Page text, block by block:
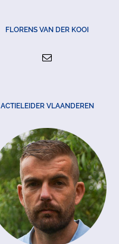
FLORENS VAN DER KOOI
ACTIELEIDER VLAANDEREN